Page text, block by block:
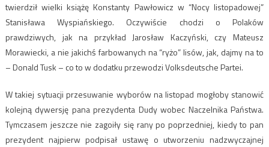
twierdził wielki książę Konstanty Pawłowicz w “Nocy listopadowej”
Stanisława Wyspiańskiego. Oczywiście chodzi o Polaków
prawdziwych, jak na przykład Jarosław Kaczyński, czy Mateusz
Morawiecki, a nie jakichś farbowanych na “ryżo” lisów, jak, dajmy na to
– Donald Tusk – co to w dodatku przewodzi Volksdeutsche Partei.
W takiej sytuacji przesuwanie wyborów na listopad mogłoby stanowić
kolejną dywersję pana prezydenta Dudy wobec Naczelnika Państwa.
Tymczasem jeszcze nie zagoiły się rany po poprzedniej, kiedy to pan
prezydent najpierw podpisał ustawę o utworzeniu nadzwyczajnej